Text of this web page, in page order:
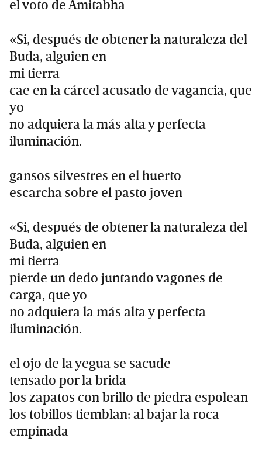
el voto de Amitabha
«Si, después de obtener la naturaleza del
Buda, alguien en
mi tierra
cae en la cárcel acusado de vagancia, que
yo
no adquiera la más alta y perfecta
iluminación.
gansos silvestres en el huerto
escarcha sobre el pasto joven
«Si, después de obtener la naturaleza del
Buda, alguien en
mi tierra
pierde un dedo juntando vagones de
carga, que yo
no adquiera la más alta y perfecta
iluminación.
el ojo de la yegua se sacude
tensado por la brida
los zapatos con brillo de piedra espolean
los tobillos tiemblan: al bajar la roca
empinada